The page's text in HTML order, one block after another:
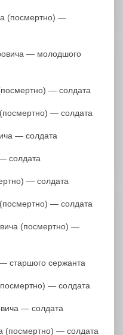
(посмертно) —
— молодшого
— солдата
— солдата
— солдата
солдата
— солдата
— солдата
(посмертно) —
старшого сержанта
— солдата
— солдата
(посмертно) — солдата